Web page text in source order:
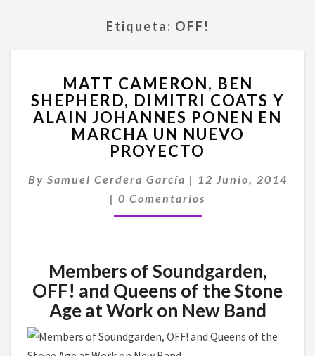
Etiqueta: OFF!
CAMERON,
BEN
SHEPHERD,
DIMITRI
COATS
Y
ALAIN
JOHANNES
NUEVO
PROYECTO
MATT CAMERON, BEN
SHEPHERD, DIMITRI COATS Y
ALAIN JOHANNES PONEN EN
MARCHA UN NUEVO
PROYECTO
By Samuel Cerdera García | 12 Junio, 2014
| Comentarios
0 Comentarios
Members of Soundgarden,
OFF! and Queens of the Stone
Age at Work on New Band